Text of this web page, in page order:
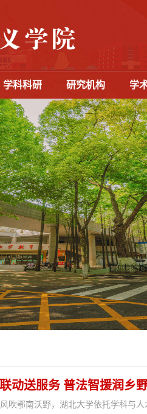
学科科研 研究机构 学
动送服务 普法智援润乡
吹鄂南沃野，湖北大学依托学科与人